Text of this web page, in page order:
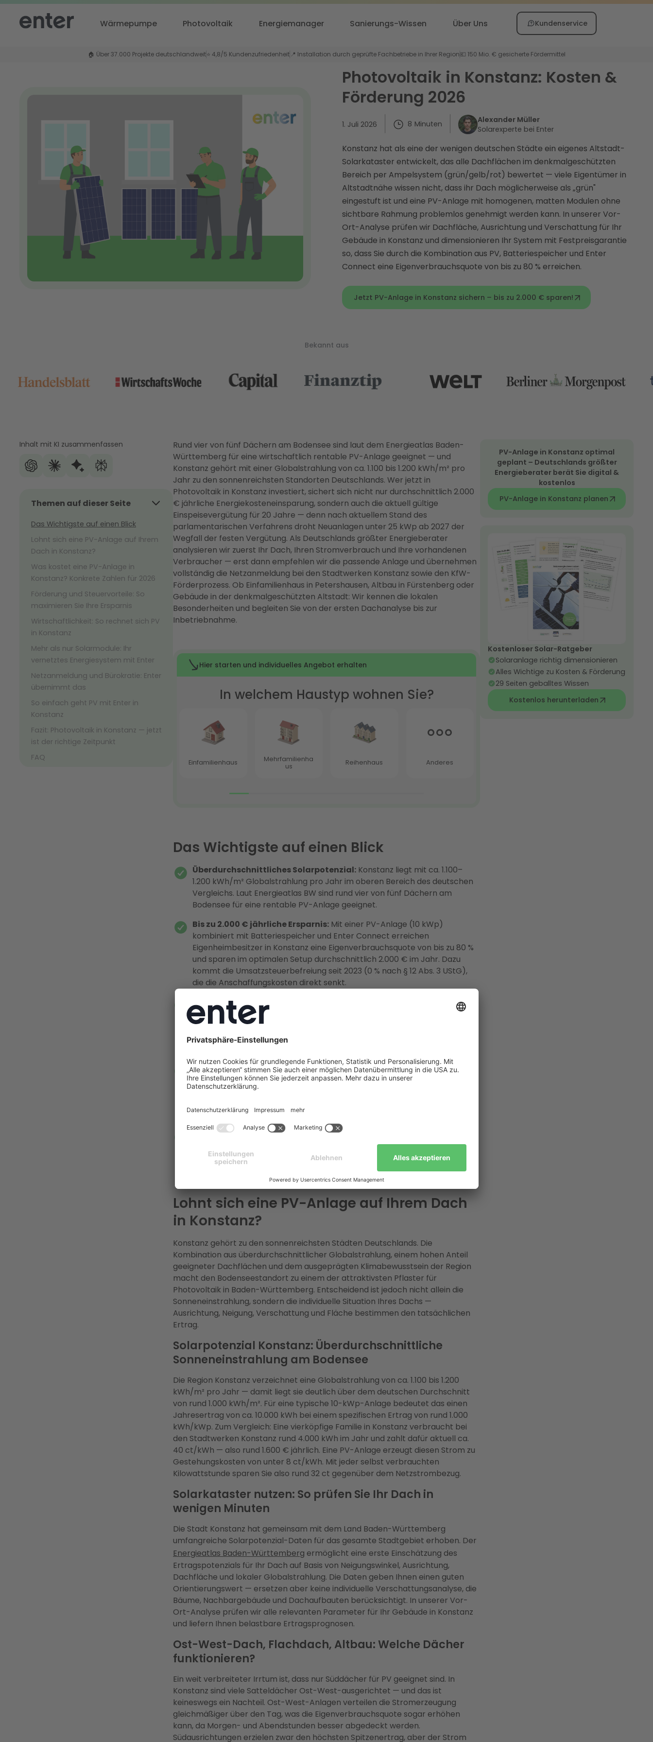
Wärmepumpe Photovoltaik Energiemanager Sanierungs-Wissen Über Uns Kundenservice
🏠 Über 37.000 Projekte deutschlandweit⭐ 4,8/5 Kundenzufriedenheit 📍 Installation durch geprüfte Fachbetriebe in Ihrer Region💶 150 Mio. € gesicherte Fördermittel
Photovoltaik in Konstanz: Kosten &
Förderung 2026
1. Juli 2026 8 Minuten
Alexander Müller
Solarexperte bei Enter
Konstanz hat als eine der wenigen deutschen Städte ein eigenes Altstadt-
Solarkataster entwickelt, das alle Dachflächen im denkmalgeschützten
Bereich per Ampelsystem (grün/gelb/rot) bewertet — viele Eigentümer in
Altstadtnähe wissen nicht, dass ihr Dach möglicherweise als „grün"
eingestuft ist und eine PV-Anlage mit homogenen, matten Modulen ohne
sichtbare Rahmung problemlos genehmigt werden kann. In unserer Vor-
Ort-Analyse prüfen wir Dachfläche, Ausrichtung und Verschattung für Ihr
Gebäude in Konstanz und dimensionieren Ihr System mit Festpreisgarantie
so, dass Sie durch die Kombination aus PV, Batteriespeicher und Enter
Connect eine Eigenverbrauchsquote von bis zu 80 % erreichen.
Jetzt PV-Anlage in Konstanz sichern – bis zu 2.000 € sparen!
Bekannt aus
Inhalt mit KI zusammenfassen
Themen auf dieser Seite
Das Wichtigste auf einen Blick
Lohnt sich eine PV-Anlage auf Ihrem
Dach in Konstanz?
Was kostet eine PV-Anlage in
Konstanz? Konkrete Zahlen für 2026
Förderung und Steuervorteile: So
maximieren Sie Ihre Ersparnis
Wirtschaftlichkeit: So rechnet sich PV
in Konstanz
Mehr als nur Solarmodule: Ihr
vernetztes Energiesystem mit Enter
Netzanmeldung und Bürokratie: Enter
übernimmt das
So einfach geht PV mit Enter in
Konstanz
Fazit: Photovoltaik in Konstanz — jetzt
ist der richtige Zeitpunkt
FAQ
Rund vier von fünf Dächern am Bodensee sind laut dem Energieatlas Baden-
Württemberg für eine wirtschaftlich rentable PV-Anlage geeignet — und
Konstanz gehört mit einer Globalstrahlung von ca. 1.100 bis 1.200 kWh/m² pro
Jahr zu den sonnenreichsten Standorten Deutschlands. Wer jetzt in
Photovoltaik in Konstanz investiert, sichert sich nicht nur durchschnittlich 2.000
€ jährliche Energiekosteneinsparung, sondern auch die aktuell gültige
Einspeisevergütung für 20 Jahre — denn nach aktuellem Stand des
parlamentarischen Verfahrens droht Neuanlagen unter 25 kWp ab 2027 der
Wegfall der festen Vergütung. Als Deutschlands größter Energieberater
analysieren wir zuerst Ihr Dach, Ihren Stromverbrauch und Ihre vorhandenen
Verbraucher — erst dann empfehlen wir die passende Anlage und übernehmen
vollständig die Netzanmeldung bei den Stadtwerken Konstanz sowie den KfW-
Förderprozess. Ob Einfamilienhaus in Petershausen, Altbau in Fürstenberg oder
Gebäude in der denkmalgeschützten Altstadt: Wir kennen die lokalen
Besonderheiten und begleiten Sie von der ersten Dachanalyse bis zur
Inbetriebnahme.
Das Wichtigste auf einen Blick
Überdurchschnittliches Solarpotenzial: Konstanz liegt mit ca. 1.100–
1.200 kWh/m² Globalstrahlung pro Jahr im oberen Bereich des deutschen
Vergleichs. Laut Energieatlas BW sind rund vier von fünf Dächern am
Bodensee für eine rentable PV-Anlage geeignet.
Bis zu 2.000 € jährliche Ersparnis: Mit einer PV-Anlage (10 kWp)
kombiniert mit Batteriespeicher und Enter Connect erreichen
Eigenheimbesitzer in Konstanz eine Eigenverbrauchsquote von bis zu 80 %
und sparen im optimalen Setup durchschnittlich 2.000 € im Jahr. Dazu
kommt die Umsatzsteuerbefreiung seit 2023 (0 % nach § 12 Abs. 3 UStG),
die die Anschaffungskosten direkt senkt.
Jetzt Einspeisevergütung für 20 Jahre sichern:
Einspeisevergütung beträgt bis zu 7,79 ct/kWh (Teileinspeisung, bis 10 kWp,
Stand 01.02.2026) und ist bei Inbetriebnahme 2026 für 20 Jahre garantiert.
Nach aktuellem parlamentarischen Stand droht Neuanlagen unter 25 kWp
Denkmalschutz kein Hindernis:Die Konstanzer Altstadt steht seit 1982
als Gesamtanlage unter Denkmalschutz (§ 19 DSchG BW). Das städtische
Altstadt-Solarkataster mit Ampelsystem zeigt jedoch: Viele Dächer sind
Sinne einer Ermöglichung.
Enter als Full-Service-Anbieter:Enter — Deutschlands größter
Energieberater — übernimmt Planung, Netzanmeldung bei den
Stadtwerken Konstanz, KfW-Förderprozess und Installation durch geprüfte
regionale Elektromeisterbetriebe. Über 37.000 erfolgreiche Projekte,
Festpreisgarantie, 2 Jahre Vor-Ort-Wartung inklusive.
Lohnt sich eine PV-Anlage auf Ihrem Dach
in Konstanz?
Konstanz gehört zu den sonnenreichsten Städten Deutschlands. Die
Kombination aus überdurchschnittlicher Globalstrahlung, einem hohen Anteil
geeigneter Dachflächen und dem ausgeprägten Klimabewusstsein der Region
macht den Bodenseestandort zu einem der attraktivsten Pflaster für
Photovoltaik in Baden-Württemberg. Entscheidend ist jedoch nicht allein die
Sonneneinstrahlung, sondern die individuelle Situation Ihres Dachs —
Ausrichtung, Neigung, Verschattung und Fläche bestimmen den tatsächlichen
Ertrag.
Solarpotenzial Konstanz: Überdurchschnittliche
Sonneneinstrahlung am Bodensee
Die Region Konstanz verzeichnet eine Globalstrahlung von ca. 1.100 bis 1.200
kWh/m² pro Jahr — damit liegt sie deutlich über dem deutschen Durchschnitt
von rund 1.000 kWh/m². Für eine typische 10-kWp-Anlage bedeutet das einen
Jahresertrag von ca. 10.000 kWh bei einem spezifischen Ertrag von rund 1.000
kWh/kWp. Zum Vergleich: Eine vierköpfige Familie in Konstanz verbraucht bei
den Stadtwerken Konstanz rund 4.000 kWh im Jahr und zahlt dafür aktuell ca.
40 ct/kWh — also rund 1.600 € jährlich. Eine PV-Anlage erzeugt diesen Strom zu
Gestehungskosten von unter 8 ct/kWh. Mit jeder selbst verbrauchten
Kilowattstunde sparen Sie also rund 32 ct gegenüber dem Netzstrombezug.
Solarkataster nutzen: So prüfen Sie Ihr Dach in
wenigen Minuten
Die Stadt Konstanz hat gemeinsam mit dem Land Baden-Württemberg
umfangreiche Solarpotenzial-Daten für das gesamte Stadtgebiet erhoben. Der
Energieatlas Baden-Württemberg ermöglicht eine erste Einschätzung des
Ertragspotenzials für Ihr Dach auf Basis von Neigungswinkel, Ausrichtung,
Dachfläche und lokaler Globalstrahlung. Die Daten geben Ihnen einen guten
Orientierungswert — ersetzen aber keine individuelle Verschattungsanalyse, die
Bäume, Nachbargebäude und Dachaufbauten berücksichtigt. In unserer Vor-
Ort-Analyse prüfen wir alle relevanten Parameter für Ihr Gebäude in Konstanz
und liefern Ihnen belastbare Ertragsprognosen.
Ost-West-Dach, Flachdach, Altbau: Welche Dächer
funktionieren?
Ein weit verbreiteter Irrtum ist, dass nur Süddächer für PV geeignet sind. In
Konstanz sind viele Satteldächer Ost-West-ausgerichtet — und das ist
keineswegs ein Nachteil. Ost-West-Anlagen verteilen die Stromerzeugung
gleichmäßiger über den Tag, was die Eigenverbrauchsquote sogar erhöhen
kann, da Morgen- und Abendstunden besser abgedeckt werden.
Südausrichtungen erzielen zwar den höchsten Spitzenertrag, aber der Strom
PV-Anlage in Konstanz optimal
geplant – Deutschlands größter
Energieberater berät Sie digital &
kostenlos
PV-Anlage in Konstanz planen
Kostenloser Solar-Ratgeber
Solaranlage richtig dimensionieren
Alles Wichtige zu Kosten & Förderung
29 Seiten geballtes Wissen
Kostenlos herunterladen